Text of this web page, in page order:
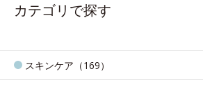
カテゴリで探す
スキンケア（169）